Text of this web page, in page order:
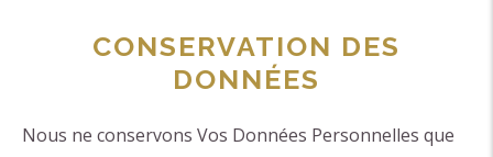
CONSERVATION DES
DONNÉES
Nous ne conservons Vos Données Personnelles que